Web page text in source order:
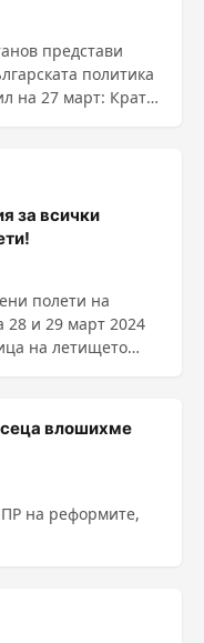
представи
политика
март: Кратка
за всички
полети на
и 29 март 2024
на летището
влошихме
на реформите,